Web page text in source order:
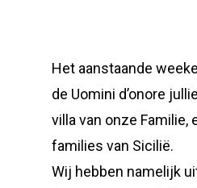
Het aanstaande
de Uomini d’onore
villa van onze Familie,
families van Sicilië.
Wij hebben namelijk